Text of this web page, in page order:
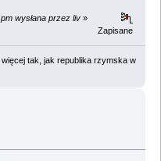
wysłana przez liv »
Zapisane
tak, jak republika rzymska w